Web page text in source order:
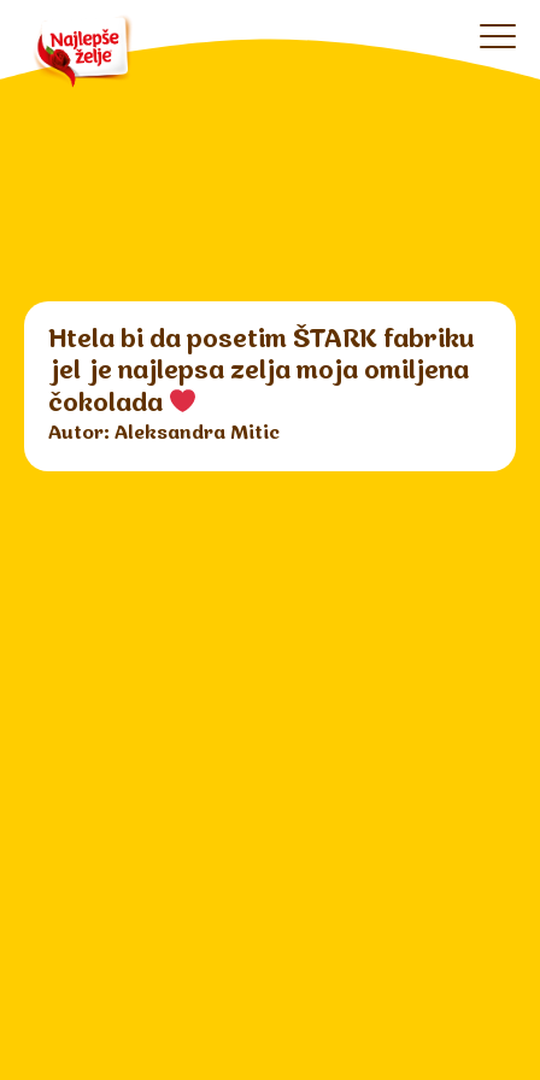
Htela bi da posetim ŠTARK fabriku
jel je najlepsa zelja moja omiljena
čokolada
Autor: Aleksandra Mitic